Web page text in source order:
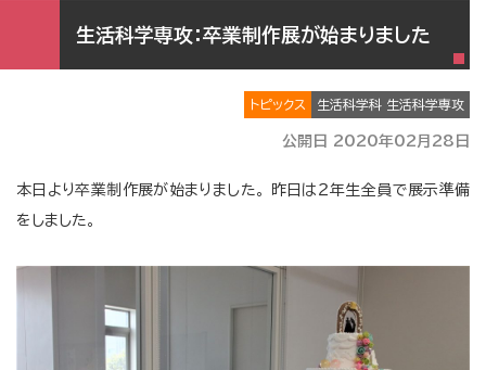
生活科学専攻：卒業制作展が始まりました
トピックス 生活科学科 生活科学専攻
公開日 2020年02月28日
本日より卒業制作展が始まりました。 昨日は２年生全員で展示準備
をしました。